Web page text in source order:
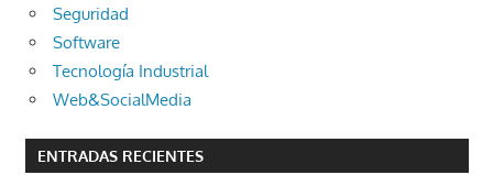
Seguridad
Software
Tecnología Industrial
Web&SocialMedia
ENTRADAS RECIENTES